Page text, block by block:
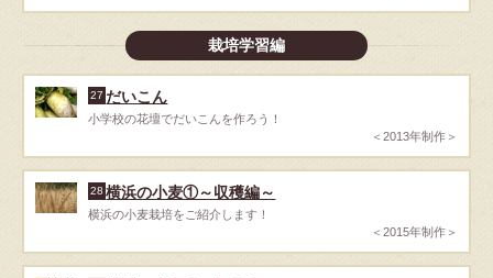
栽培学習編
27 だいこん
小学校の花壇でだいこんを作ろう！
＜2013年制作＞
28 横浜の小麦①～収穫編～
横浜の小麦栽培をご紹介します！
＜2015年制作＞